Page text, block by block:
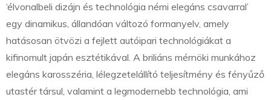
‘élvonalbeli dizájn és technológia némi elegáns csavarral’
egy dinamikus, állandóan változó formanyelv, amely
hatásosan ötvözi a fejlett autóipari technológiákat a
kifinomult japán esztétikával. A briliáns mérnöki munkához
elegáns karosszéria, lélegzetelállító teljesítmény és fényűző
utastér társul, valamint a legmodernebb technológia, ami